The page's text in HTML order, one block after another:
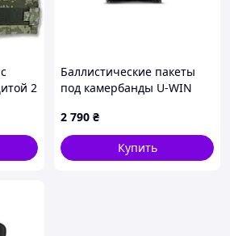
2
Баллистические пакеты
под камербанды U-WIN
2 790 ₴
Купить